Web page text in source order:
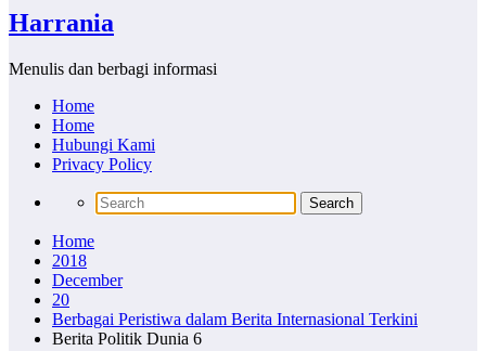
Harrania
Menulis dan berbagi informasi
Home
Home
Hubungi Kami
Privacy Policy
Home
2018
December
20
Berbagai Peristiwa dalam Berita Internasional Terkini
Berita Politik Dunia 6